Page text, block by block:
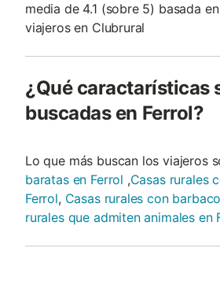
media de 4.1 (sobre 5) basada
viajeros en Clubrural
¿Qué caractarísticas
buscadas en Ferrol?
Lo que más buscan los viajeros
baratas en Ferrol ,Casas rurales
Ferrol, Casas rurales con
rurales que admiten animales en